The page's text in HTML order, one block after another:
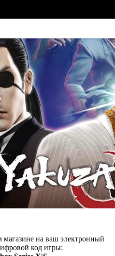
на ваш электронный
код игры: